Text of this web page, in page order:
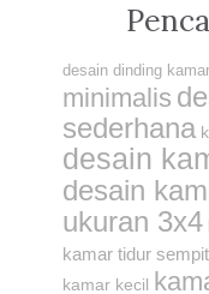
desain dinding kamar
minimalis
sederhana
desain
desain
ukuran 3x4
kamar tidur sempit
kamar kecil